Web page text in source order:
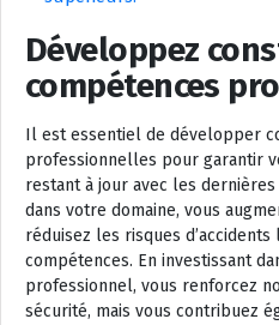
Développez
compétences
Il est essentiel de développer
professionnelles pour garantir
restant à jour avec les
dans votre domaine, vous
réduisez les risques
compétences. En investissant
professionnel, vous renforcez
sécurité, mais vous contribuez